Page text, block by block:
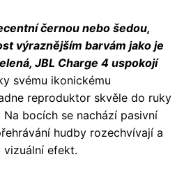
černou nebo šedou,
výraznějším barvám jako je
JBL Charge 4 uspokojí
svému ikonickému
reproduktor skvěle do ruky
Na bocích se nachází pasivní
hudby rozechvívají a
efekt.